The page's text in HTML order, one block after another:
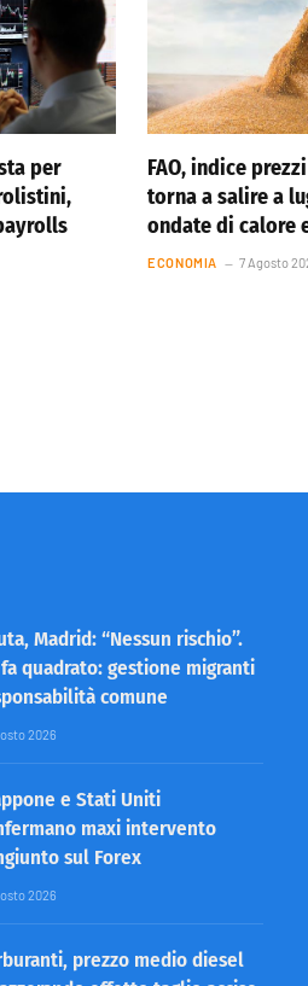
per
FAO, indice
torna a salire a
ondate di calore
ECONOMIA 7 Agosto
Madrid: “Nessun rischio”.
fa quadrato: gestione migranti
comune
2026
e Stati Uniti
maxi intervento
sul Forex
2026
prezzo medio diesel